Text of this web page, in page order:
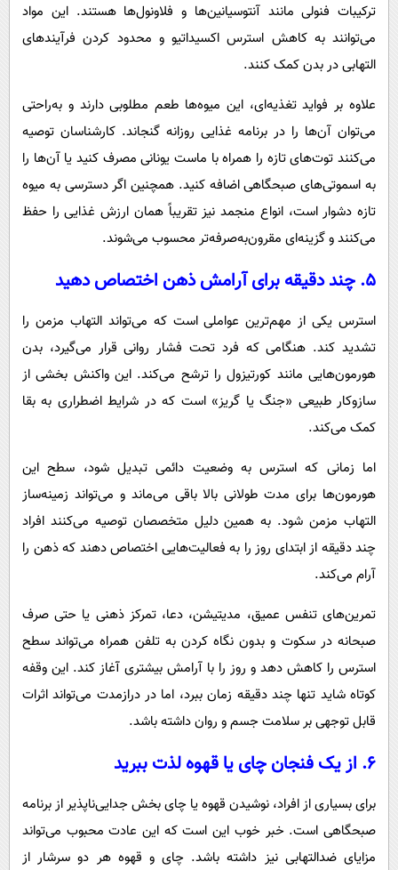
ترکیبات فنولی مانند آنتوسیانین‌ها و فلاونول‌ها هستند. این مواد
می‌توانند به کاهش استرس اکسیداتیو و محدود کردن فرآیندهای
التهابی در بدن کمک کنند.
علاوه بر فواید تغذیه‌ای، این میوه‌ها طعم مطلوبی دارند و به‌راحتی
می‌توان آن‌ها را در برنامه غذایی روزانه گنجاند. کارشناسان توصیه
می‌کنند توت‌های تازه را همراه با ماست یونانی مصرف کنید یا آن‌ها را
به اسموتی‌های صبحگاهی اضافه کنید. همچنین اگر دسترسی به میوه
تازه دشوار است، انواع منجمد نیز تقریباً همان ارزش غذایی را حفظ
می‌کنند و گزینه‌ای مقرون‌به‌صرفه‌تر محسوب می‌شوند.
۵. چند دقیقه برای آرامش ذهن اختصاص دهید
استرس یکی از مهم‌ترین عواملی است که می‌تواند التهاب مزمن را
تشدید کند. هنگامی که فرد تحت فشار روانی قرار می‌گیرد، بدن
هورمون‌هایی مانند کورتیزول را ترشح می‌کند. این واکنش بخشی از
سازوکار طبیعی «جنگ یا گریز» است که در شرایط اضطراری به بقا
کمک می‌کند.
اما زمانی که استرس به وضعیت دائمی تبدیل شود، سطح این
هورمون‌ها برای مدت طولانی بالا باقی می‌ماند و می‌تواند زمینه‌ساز
التهاب مزمن شود. به همین دلیل متخصصان توصیه می‌کنند افراد
چند دقیقه از ابتدای روز را به فعالیت‌هایی اختصاص دهند که ذهن را
آرام می‌کند.
تمرین‌های تنفس عمیق، مدیتیشن، دعا، تمرکز ذهنی یا حتی صرف
صبحانه در سکوت و بدون نگاه کردن به تلفن همراه می‌تواند سطح
استرس را کاهش دهد و روز را با آرامش بیشتری آغاز کند. این وقفه
کوتاه شاید تنها چند دقیقه زمان ببرد، اما در درازمدت می‌تواند اثرات
قابل توجهی بر سلامت جسم و روان داشته باشد.
۶. از یک فنجان چای یا قهوه لذت ببرید
برای بسیاری از افراد، نوشیدن قهوه یا چای بخش جدایی‌ناپذیر از برنامه
صبحگاهی است. خبر خوب این است که این عادت محبوب می‌تواند
مزایای ضدالتهابی نیز داشته باشد. چای و قهوه هر دو سرشار از